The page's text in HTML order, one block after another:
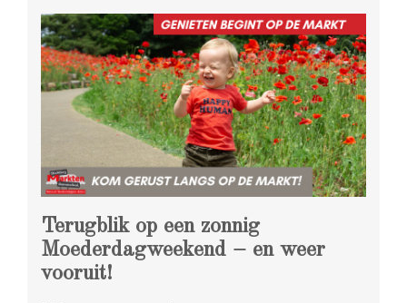
Terugblik op een zonnig
Moederdagweekend – en weer
vooruit!